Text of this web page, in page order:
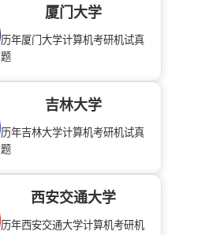
厦门大学
历年厦门大学计算机考研机试真
题
吉林大学
历年吉林大学计算机考研机试真
题
西安交通大学
历年西安交通大学计算机考研机